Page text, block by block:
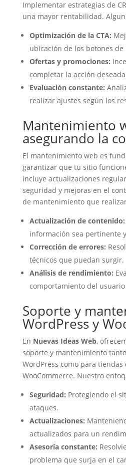
Implementar estrategias de
una mayor rentabilidad.
Optimización de la CTA:
ubicación de los botones
Ofertas y promociones:
completar la acción
Evaluación constante:
realizar ajustes según los
Mantenimiento
asegurando la
El mantenimiento web es
garantizar que tu sitio
incluye actualizaciones
seguridad y mejoras en el
de mantenimiento que
Actualización de contenido:
información sea pertinente
Corrección de errores:
técnicos que puedan surgir.
Análisis de rendimiento:
comportamiento del
Soporte y
WordPress y
En Nuevas Ideas Web,
soporte y mantenimiento
WordPress como para
WooCommerce. Nuestro
Seguridad: Protegiendo el
ataques.
Actualizaciones:
actualizados para un
Asesoría constante:
problema que surja en el